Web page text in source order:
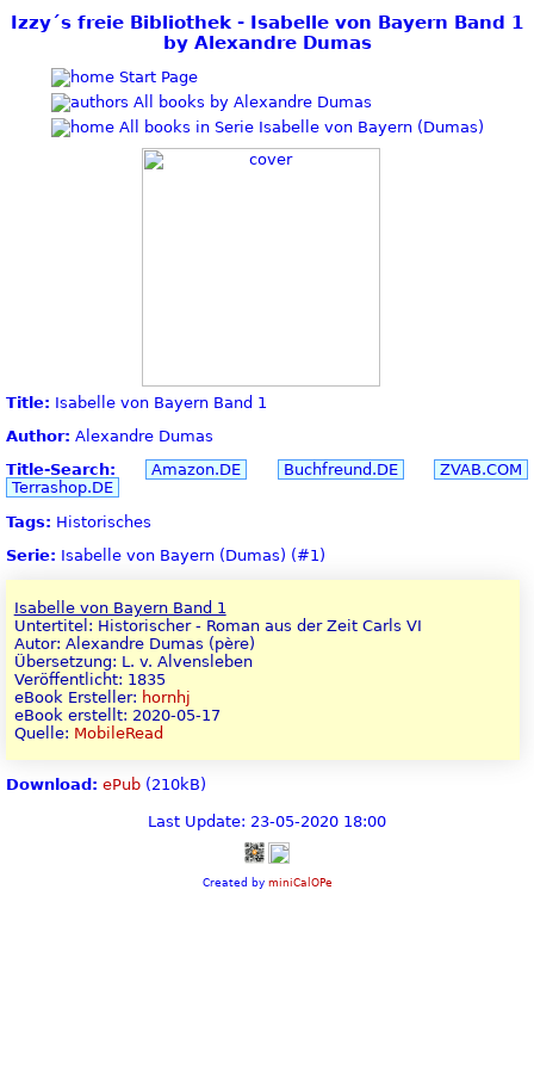
Izzy´s freie Bibliothek - Isabelle von Bayern Band 1
by Alexandre Dumas
Start Page
All books by Alexandre Dumas
All books in Serie Isabelle von Bayern (Dumas)
Title: Isabelle von Bayern Band 1
Author: Alexandre Dumas
Title-Search:
Amazon.DE Buchfreund.DE
ZVAB.COM
Terrashop.DE
Tags: Historisches
Serie: Isabelle von Bayern (Dumas) (#1)
Isabelle von Bayern Band 1
Untertitel: Historischer - Roman aus der Zeit Carls VI
Autor: Alexandre Dumas (père)
Übersetzung: L. v. Alvensleben
Veröffentlicht: 1835
eBook Ersteller: hornhj
eBook erstellt: 2020-05-17
Quelle: MobileRead
Download: ePub (210kB)
Last Update: 23-05-2020 18:00
Created by miniCalOPe